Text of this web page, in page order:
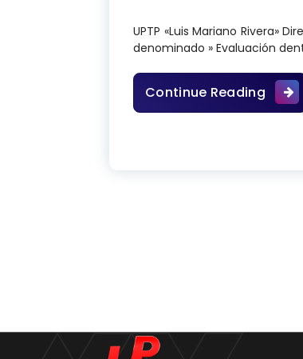
UPTP «Luis Mariano Rivera»
denominado » Evaluación
Continue Reading